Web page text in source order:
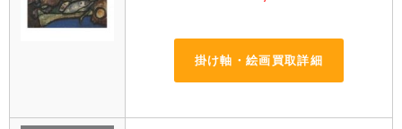
掛け軸・絵画買取詳細